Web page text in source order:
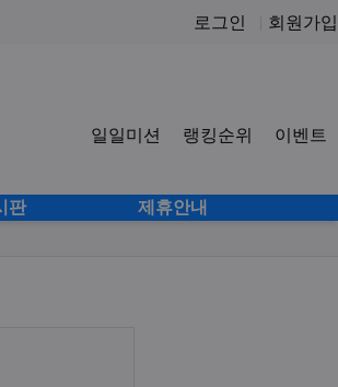
로그인 회원가입
일일미션 랭킹순위 이벤트
판 제휴안내
부 림프 센슈얼 아